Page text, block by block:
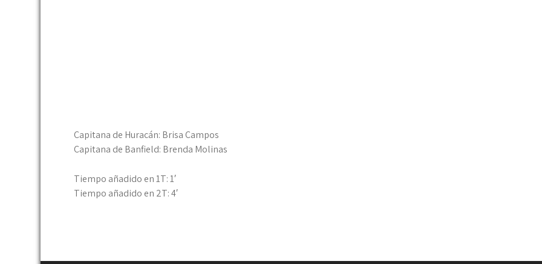
Capitana de Huracán: Brisa Campos
Capitana de Banfield: Brenda Molinas
Tiempo añadido en 1T: 1′
Tiempo añadido en 2T: 4′